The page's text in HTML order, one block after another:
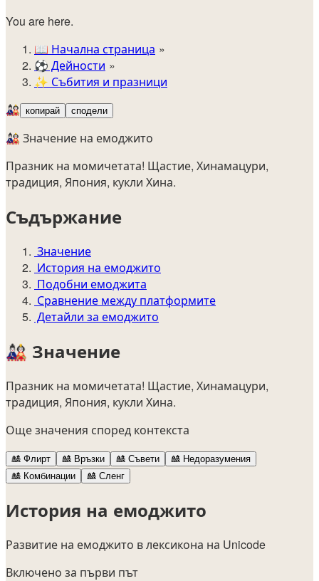
You are here.
📖 Начална страница
⚽️ Дейности
✨ Събития и празници
🎎 копирай сподели
🎎 Значение на емоджито
Празник на момичетата! Щастие, Хинамацури,
традиция, Япония, кукли Хина.
Съдържание
Значение
История на емоджито
Подобни емоджита
Сравнение между платформите
Детайли за емоджито
🎎 Значение
Празник на момичетата! Щастие, Хинамацури,
традиция, Япония, кукли Хина.
Още значения според контекста
🎎 Флирт 🎎 Връзки 🎎 Съвети 🎎 Недоразумения
🎎 Комбинации 🎎 Сленг
История на емоджито
Развитие на емоджито в лексикона на Unicode
Включено за първи път